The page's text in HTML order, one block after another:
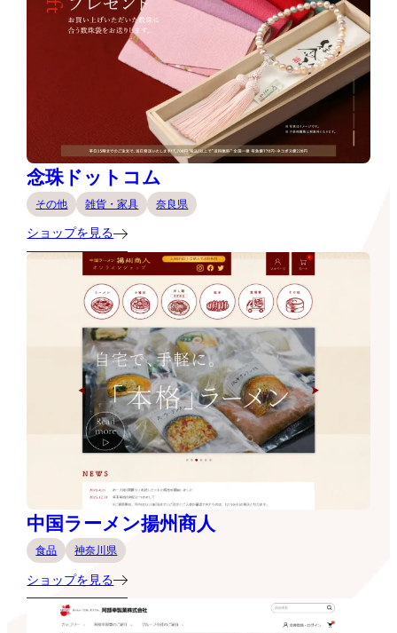
念珠ドットコム
その他 雑貨・家具 奈良県
ショップを見る
中国ラーメン揚州商人
食品 神奈川県
ショップを見る